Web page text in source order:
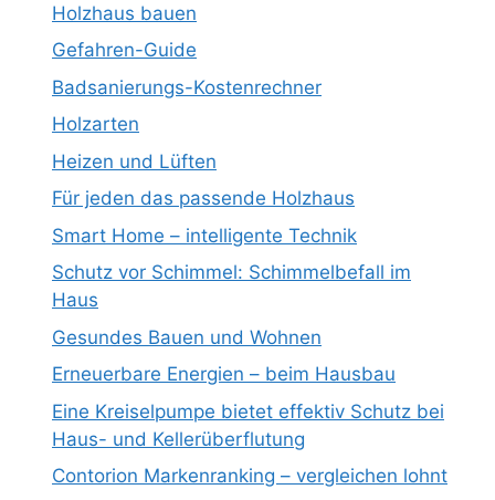
Holzhaus bauen
Gefahren-Guide
Badsanierungs-Kostenrechner
Holzarten
Heizen und Lüften
Für jeden das passende Holzhaus
Smart Home – intelligente Technik
Schutz vor Schimmel: Schimmelbefall im
Haus
Gesundes Bauen und Wohnen
Erneuerbare Energien – beim Hausbau
Eine Kreiselpumpe bietet effektiv Schutz bei
Haus- und Kellerüberflutung
Contorion Markenranking – vergleichen lohnt